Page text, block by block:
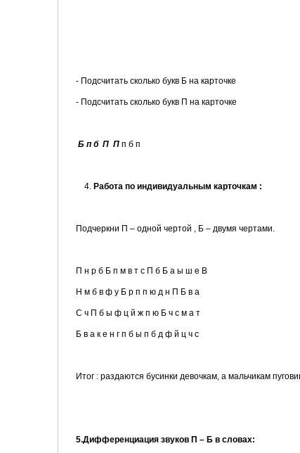
- Подсчитать сколько букв Б на карточке
- Подсчитать сколько букв П на карточке
Б п б П П п б п
Работа по индивидуальным карточкам :
Подчеркни П – одной чертой , Б – двумя чертами.
П н р б Б п м в т с П б Б а ы ш е В
Н м б в ф у Б р п п ю д н П Б в а
С ч П б ы ф ц й ж п ю Б ч с м а т
Б в а к е н г п б ы п б д ф й ц ч с
Итог : раздаются бусинки девочкам, а мальчикам
5.Дифференциация звуков П – Б в словах: